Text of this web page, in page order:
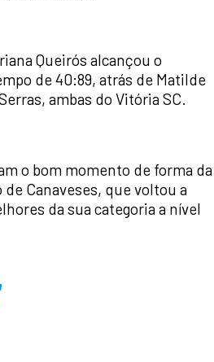
Queirós alcançou o
de 40:89, atrás de Matilde
ambas do Vitória SC.
o bom momento de forma da
Canaveses, que voltou a
da sua categoria a nível